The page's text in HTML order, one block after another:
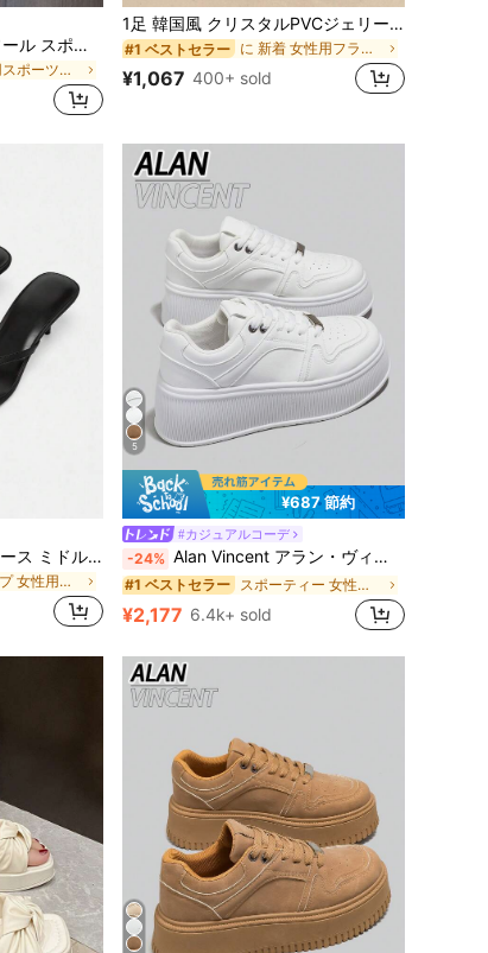
女性 サマー ウェッジ ソール スポーツサンダル、フック&ループストラップ レター柄 カジュアル ライトスポーツサンダル
に 女性用スポーツサンダル
に 女性用スポーツサンダル
に 女性用スポーツサンダル
1足 韓国風 クリスタルPVCジェリーサンダル スリッパ、ポインテッドトゥ ローヴァンプ フラットボトム アウトドアカジュアルシューズ、インソールデザイン付き
#1 ベストセラー に 新着 女性用フラット
売り切れ間近！
#1 ベストセラー に 新着 女性用フラット
売り切れ間近！
#1 ベストセラー に 新着 女性用フラット
売り切れ間近！
#1 ベストセラー に 新着 女性用フラット
¥1,067 400+ sold
2026年春夏新作 レディース ミドルヒール キトゥンヒール サンダル ブラック デコレーション付き オープントゥ アウトドアスリッパ ブラックハイヒール
ストラップ 女性用サンダル
5
¥687 節約
#カジュアルコーデ
-24% Alan Vincent アラン・ヴィンセント[厚底シリーズ] 新作レディースカジュアルシューズ、レディースプラットフォームシューズ、白色シューズ、快適なスニーカー、6cm身長アップ、パーティーシューズ、低身長の女性に適した、通気性のあるスポーツシューズ、ファッション性の高い多用途
#1 ベストセラー スポーティー 女性用スニーカー
売り切れ間近！
#1 ベストセラー スポーティー 女性用スニーカー
売り切れ間近！
#1 ベストセラー スポーティー 女性用スニーカー
売り切れ間近！
#1 ベストセラー スポーティー 女性用スニーカー
¥2,177 6.4k+ sold